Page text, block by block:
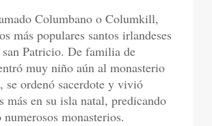
Columbano o Columkill,
más populares santos irlandeses
san Patricio. De familia de
muy niño aún al monasterio
se ordenó sacerdote y vivió
más en su isla natal, predicando
monasterios.